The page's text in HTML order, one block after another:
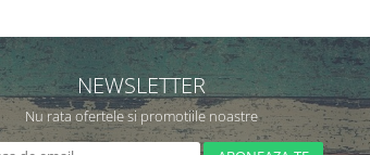
NEWSLETTER
Nu rata ofertele si promotiile noastre